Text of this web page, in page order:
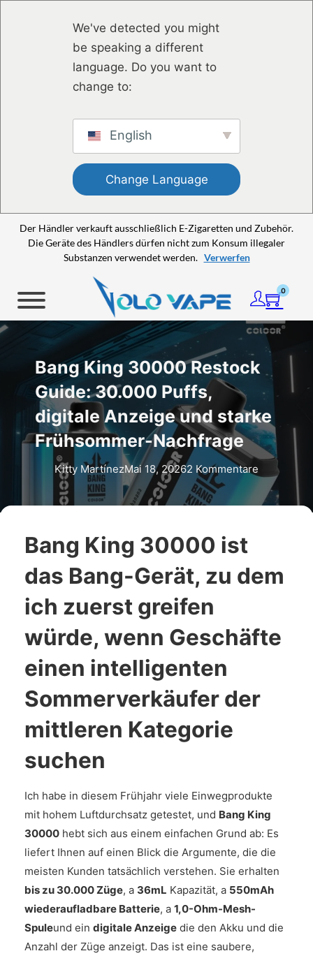
We've detected you might
be speaking a different
language. Do you want to
change to:
English
Change Language
Der Händler verkauft ausschließlich E-Zigaretten und Zubehör.
Die Geräte des Händlers dürfen nicht zum Konsum illegaler
Substanzen verwendet werden. Verwerfen
0
Bang King 30000 Restock
Guide: 30.000 Puffs,
digitale Anzeige und starke
Frühsommer-Nachfrage
Kitty MartínezMai 18, 20262 Kommentare
Bang King 30000 ist
das Bang-Gerät, zu dem
ich zuerst greifen
würde, wenn Geschäfte
einen intelligenten
Sommerverkäufer der
mittleren Kategorie
suchen
Ich habe in diesem Frühjahr viele Einwegprodukte
mit hohem Luftdurchsatz getestet, und Bang King
30000 hebt sich aus einem einfachen Grund ab: Es
liefert Ihnen auf einen Blick die Argumente, die die
meisten Kunden tatsächlich verstehen. Sie erhalten
bis zu 30.000 Züge, a 36mL Kapazität, a 550mAh
wiederaufladbare Batterie, a 1,0-Ohm-Mesh-
Spuleund ein digitale Anzeige die den Akku und die
Anzahl der Züge anzeigt. Das ist eine saubere,